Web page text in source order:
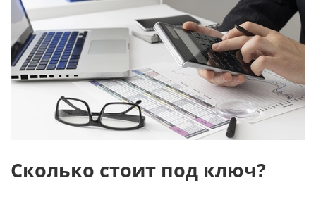
Сколько стоит под ключ?